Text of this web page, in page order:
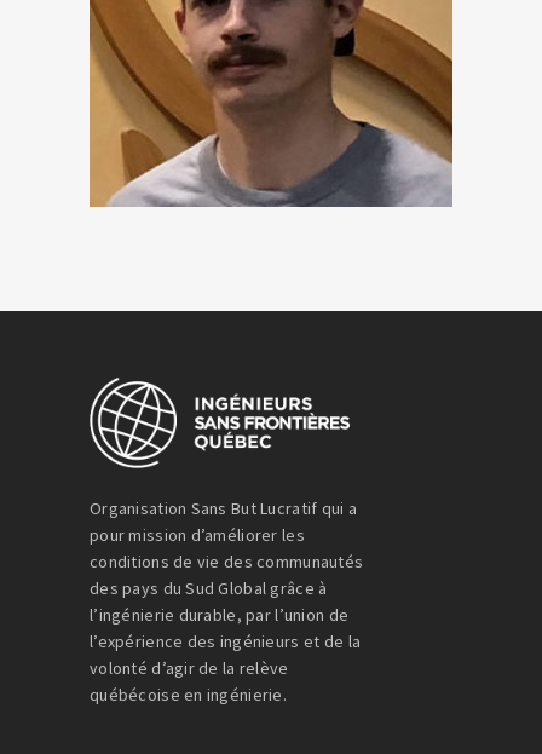
Organisation Sans But Lucratif qui a
pour mission d’améliorer les
conditions de vie des communautés
des pays du Sud Global grâce à
l’ingénierie durable, par l’union de
l’expérience des ingénieurs et de la
volonté d’agir de la relève
québécoise en ingénierie.